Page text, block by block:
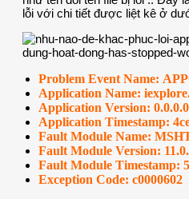
lỗi với chi tiết được liệt kê ở
Problem Event Name:
Application Name:
Application Version: 0.0.0.0
Application Timestamp:
Fault Module Name:
Fault Module Version:
Fault Module Timestamp:
Exception Code: c0000602